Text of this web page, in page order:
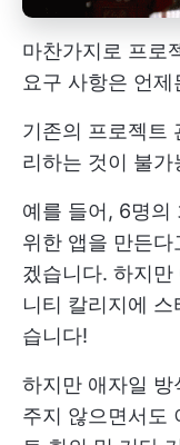
마찬가지로 프로
요구 사항은 언
기존의 프로젝트
리하는 것이 불가
예를 들어, 6명의
위한 앱을 만든
겠습니다. 하지
니티 칼리지에
습니다!
하지만 애자일
주지 않으면서도